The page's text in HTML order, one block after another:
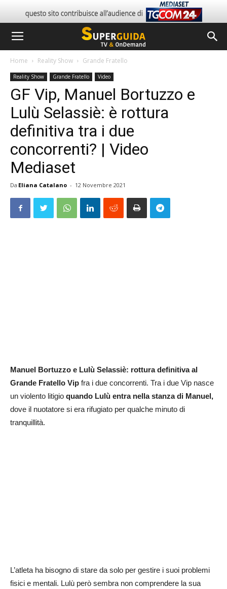
Home Reality Show Grande Fratello
Reality Show Grande Fratello Video
GF Vip, Manuel Bortuzzo e
Lulù Selassiè: è rottura
definitiva tra i due
concorrenti? | Video
Mediaset
Da Eliana Catalano - 12 Novembre 2021
Manuel Bortuzzo e Lulù Selassiè: rottura definitiva al
Grande Fratello Vip fra i due concorrenti. Tra i due Vip nasce
un violento litigio quando Lulù entra nella stanza di Manuel,
dove il nuotatore si era rifugiato per qualche minuto di
tranquillità.
L’atleta ha bisogno di stare da solo per gestire i suoi problemi
fisici e mentali. Lulù però sembra non comprendere la sua